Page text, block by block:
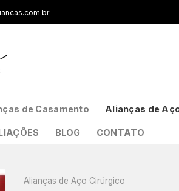
de Casamento Alianças de
BLOG CONTATO
Alianças de Aço Cirúrgico